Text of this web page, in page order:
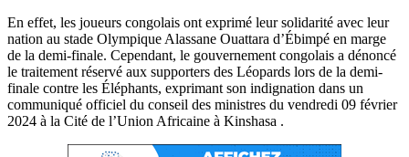
En effet, les joueurs congolais ont exprimé leur solidarité avec leur
nation au stade Olympique Alassane Ouattara d’Ébimpé en marge
de la demi-finale. Cependant, le gouvernement congolais a dénoncé
le traitement réservé aux supporters des Léopards lors de la demi-
finale contre les Éléphants, exprimant son indignation dans un
communiqué officiel du conseil des ministres du vendredi 09 février
2024 à la Cité de l’Union Africaine à Kinshasa .